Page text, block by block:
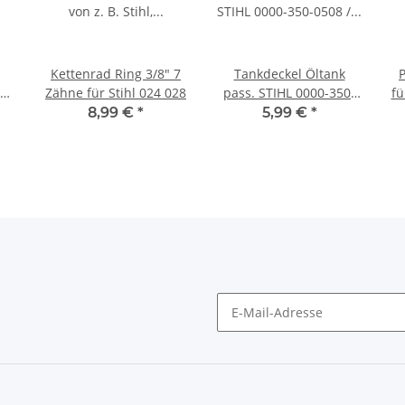
Kettenrad Ring 3/8" 7
Zähne für Stihl 024 028
8,99 € *
Tankdeckel Öltank
pass. STIHL 0000-350-
0508 / 00003500508
5,99 € *